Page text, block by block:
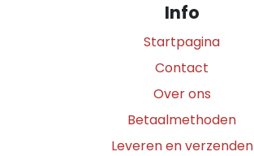
Info
Startpagina
Contact
Over ons
Betaalmethoden
Leveren en verzenden